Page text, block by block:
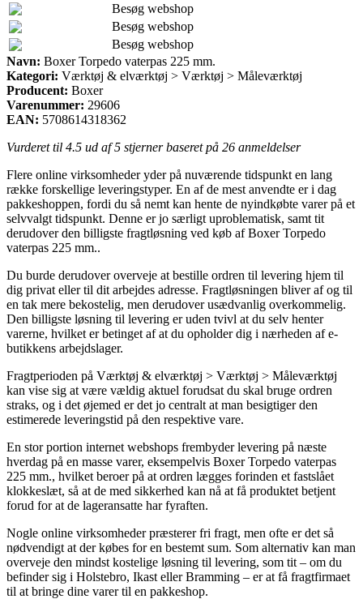
Besøg webshop
Besøg webshop
Besøg webshop
Navn: Boxer Torpedo vaterpas 225 mm.
Kategori: Værktøj & elværktøj > Værktøj > Måleværktøj
Producent: Boxer
Varenummer: 29606
EAN: 5708614318362
Vurderet til 4.5 ud af 5 stjerner baseret på 26 anmeldelser
Flere online virksomheder yder på nuværende tidspunkt en lang
række forskellige leveringstyper. En af de mest anvendte er i dag
pakkeshoppen, fordi du så nemt kan hente de nyindkøbte varer på et
selvvalgt tidspunkt. Denne er jo særligt uproblematisk, samt tit
derudover den billigste fragtløsning ved køb af Boxer Torpedo
vaterpas 225 mm..
Du burde derudover overveje at bestille ordren til levering hjem til
dig privat eller til dit arbejdes adresse. Fragtløsningen bliver af og til
en tak mere bekostelig, men derudover usædvanlig overkommelig.
Den billigste løsning til levering er uden tvivl at du selv henter
varerne, hvilket er betinget af at du opholder dig i nærheden af e-
butikkens arbejdslager.
Fragtperioden på Værktøj & elværktøj > Værktøj > Måleværktøj
kan vise sig at være vældig aktuel forudsat du skal bruge ordren
straks, og i det øjemed er det jo centralt at man besigtiger den
estimerede leveringstid på den respektive vare.
En stor portion internet webshops frembyder levering på næste
hverdag på en masse varer, eksempelvis Boxer Torpedo vaterpas
225 mm., hvilket beroer på at ordren lægges forinden et fastslået
klokkeslæt, så at de med sikkerhed kan nå at få produktet betjent
forud for at de lageransatte har fyraften.
Nogle online virksomheder præsterer fri fragt, men ofte er det så
nødvendigt at der købes for en bestemt sum. Som alternativ kan man
overveje den mindst kostelige løsning til levering, som tit – om du
befinder sig i Holstebro, Ikast eller Bramming – er at få fragtfirmaet
til at bringe dine varer til en pakkeshop.